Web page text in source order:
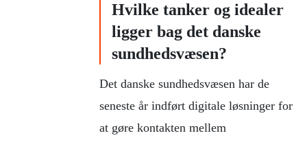
Hvilke tanker og idealer
ligger bag det danske
sundhedsvæsen?
Det danske sundhedsvæsen har de
seneste år indført digitale løsninger for
at gøre kontakten mellem